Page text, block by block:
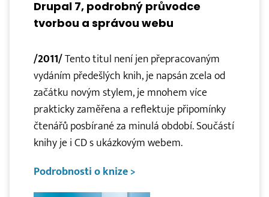
Drupal 7, podrobný průvodce
tvorbou a správou webu
/2011/Tento titul není jen přepracovaným
vydáním předešlých knih, je napsán zcela od
začátku novým stylem, je mnohem více
prakticky zaměřena a reflektuje připomínky
čtenářů posbírané za minulá období. Součástí
knihy je i CD s ukázkovým webem.
Podrobnosti o knize >